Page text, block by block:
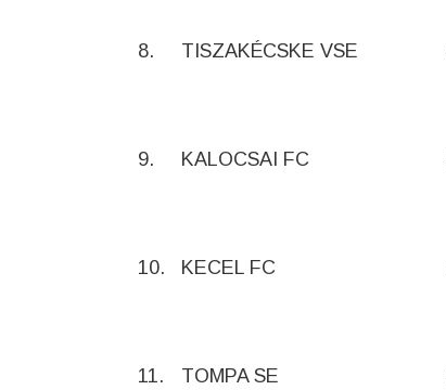
8. TISZAKÉCSKE VSE
9. KALOCSAI FC
10. KECEL FC
11. TOMPA SE